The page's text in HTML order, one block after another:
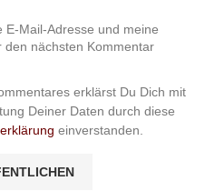
E-Mail-Adresse und meine
den nächsten Kommentar
erklärst Du Dich mit
Deiner Daten durch diese
einverstanden.